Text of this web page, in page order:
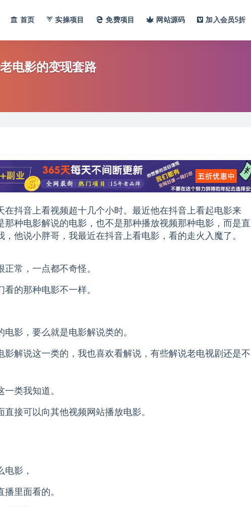
首页 实操项目 免费项目 网站源码 加入会员5折
电影的变现套路
在抖音上看视频超十几个小时。最近他在抖音上看起电影来
那种电影解说的电影，也不是那种播放视频那种电影，而是直
他说小胖哥，我最近在抖音上看电影，看的走火入魔了。
常，一点都不奇怪。
的那种电影不一样。
影，要么就是电影解说类的。
影解说这一类的，我也喜欢看解说，有些解说老电视剧还是不
类我知道。
接可以向其他视频网站播放电影。
影，
里面看的。